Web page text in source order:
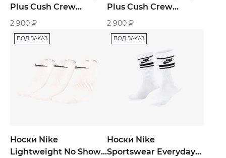
Plus Cush Crew
Training Socks 2-Pairs
2 900 ₽
Plus Cush Crew
Training Socks 2-Pairs
2 900 ₽
ПОД ЗАКАЗ
Носки Nike
Lightweight No Show
ПОД ЗАКАЗ
Носки Nike
Sportswear Everyday